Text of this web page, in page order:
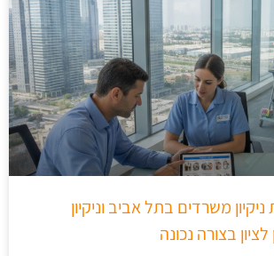
משרדים בתל אביב וניקיון
בצורה נכונה